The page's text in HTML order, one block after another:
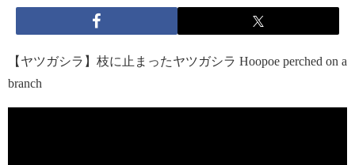
【ヤツガシラ】枝に止まったヤツガシラ Hoopoe perched on a
branch